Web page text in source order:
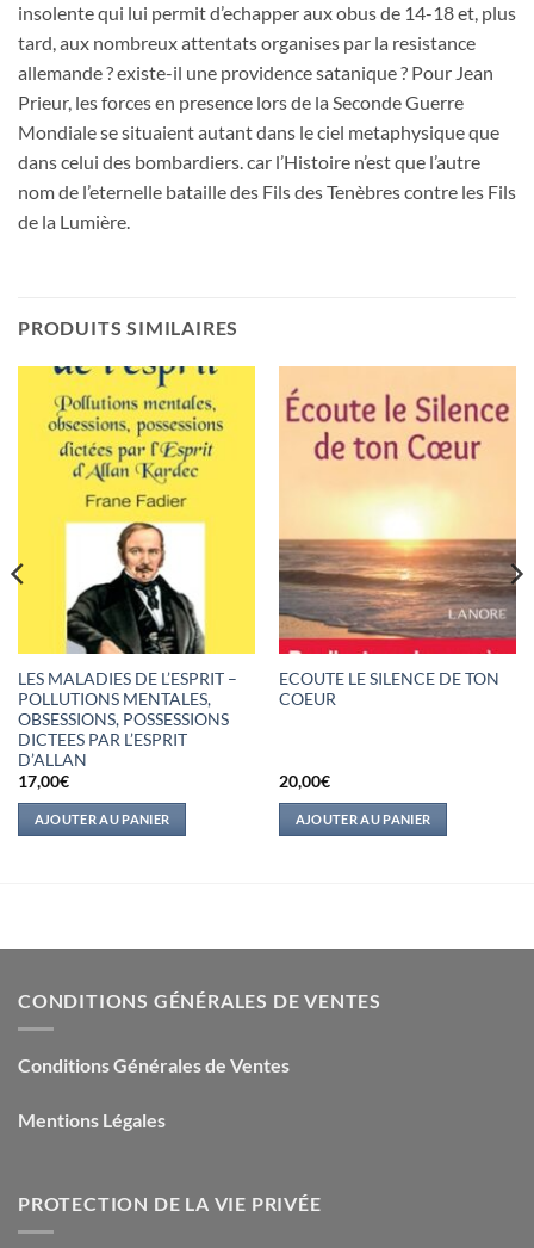
insolente qui lui permit d’echapper aux obus de 14-18 et, plus
tard, aux nombreux attentats organises par la resistance
allemande ? existe-il une providence satanique ? Pour Jean
Prieur, les forces en presence lors de la Seconde Guerre
Mondiale se situaient autant dans le ciel metaphysique que
dans celui des bombardiers. car l’Histoire n’est que l’autre
nom de l’eternelle bataille des Fils des Tenèbres contre les Fils
de la Lumière.
PRODUITS SIMILAIRES
LES MALADIES DE L’ESPRIT –
POLLUTIONS MENTALES,
OBSESSIONS, POSSESSIONS
DICTEES PAR L’ESPRIT
D’ALLAN
17,00€
AJOUTER AU PANIER
ECOUTE LE SILENCE DE TON
COEUR
20,00€
AJOUTER AU PANIER
CONDITIONS GÉNÉRALES DE VENTES
Conditions Générales de Ventes
Mentions Légales
PROTECTION DE LA VIE PRIVÉE